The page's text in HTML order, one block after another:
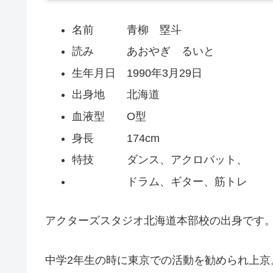
名前 青柳 塁斗
読み あおやぎ るいと
生年月日 1990年3月29日
出身地 北海道
血液型 O型
身長 174cm
特技 ダンス、アクロバット、
ドラム、ギター、筋トレ
アクターズスタジオ北海道本部校の出身です
中学2年生の時に東京での活動を勧められ上京